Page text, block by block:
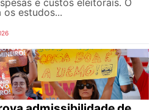
estudos...